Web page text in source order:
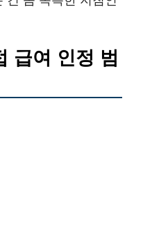
급여 인정 범